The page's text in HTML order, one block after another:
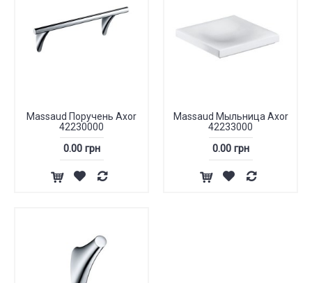
Massaud Поручень Axor
42230000
0.00 грн
Massaud Мыльница Axor
42233000
0.00 грн